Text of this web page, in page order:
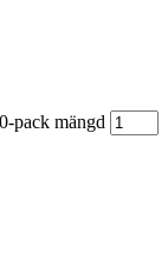
pack mängd